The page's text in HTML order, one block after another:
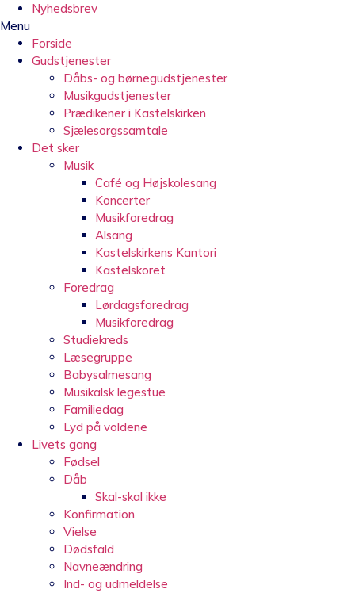
Nyhedsbrev
Menu
Forside
Gudstjenester
Dåbs- og børnegudstjenester
Musikgudstjenester
Prædikener i Kastelskirken
Sjælesorgssamtale
Det sker
Musik
Café og Højskolesang
Koncerter
Musikforedrag
Alsang
Kastelskirkens Kantori
Kastelskoret
Foredrag
Lørdagsforedrag
Musikforedrag
Studiekreds
Læsegruppe
Babysalmesang
Musikalsk legestue
Familiedag
Lyd på voldene
Livets gang
Fødsel
Dåb
Skal-skal ikke
Konfirmation
Vielse
Dødsfald
Navneændring
Ind- og udmeldelse